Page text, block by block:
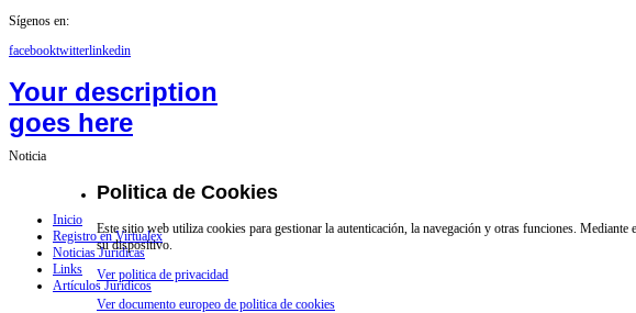
Sígenos en:
facebooktwitterlinkedin
Your description
goes here
Inicio
Registro en Virtualex
Noticias Jurídicas
Links
Artículos Jurídicos
Noticia
Politica de Cookies
Este sitio web utiliza cookies para gestionar la autenticación, la navegación y otras funciones.
su dispositivo.
Ver politica de privacidad
Ver documento europeo de politica de cookies